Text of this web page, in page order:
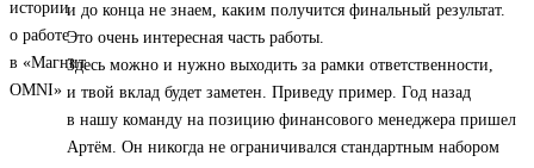
и до конца не знаем, каким получится финальный результат.
Это очень интересная часть работы.
Здесь можно и нужно выходить за рамки ответственности,
и твой вклад будет заметен. Приведу пример. Год назад
в нашу команду на позицию финансового менеджера пришел
Артём. Он никогда не ограничивался стандартным набором